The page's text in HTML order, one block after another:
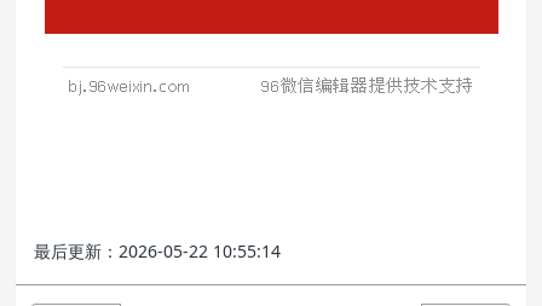
最后更新：2026-05-22 10:55:14